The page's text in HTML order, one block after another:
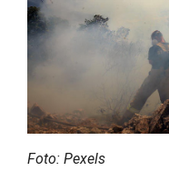
Foto: Pexels